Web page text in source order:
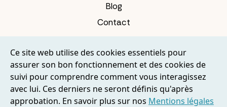
Démarches administratives
Liquidation des droits à la retraite
Accompagner un aidant famillial
Blog
Contact
Ce site web utilise des cookies essentiels pour
assurer son bon fonctionnement et des cookies de
suivi pour comprendre comment vous interagissez
avec lui. Ces derniers ne seront définis qu'après
approbation. En savoir plus sur nos Mentions légales